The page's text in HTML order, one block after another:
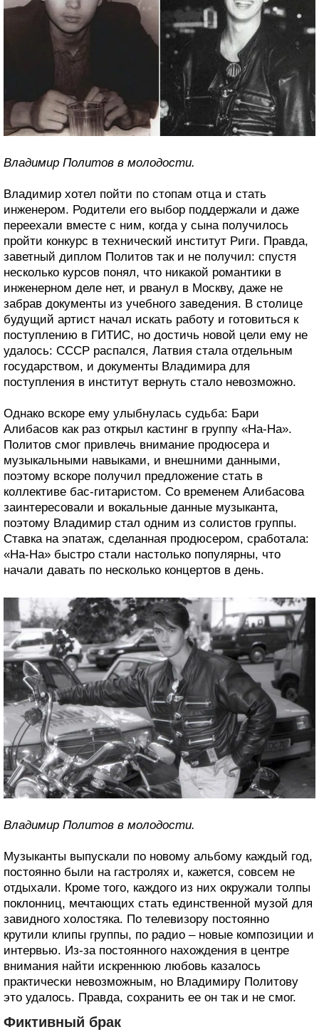
Владимир Политов в молодости.
Владимир хотел пойти по стопам отца и стать
инженером. Родители его выбор поддержали и даже
переехали вместе с ним, когда у сына получилось
пройти конкурс в технический институт Риги. Правда,
заветный диплом Политов так и не получил: спустя
несколько курсов понял, что никакой романтики в
инженерном деле нет, и рванул в Москву, даже не
забрав документы из учебного заведения. В столице
будущий артист начал искать работу и готовиться к
поступлению в ГИТИС, но достичь новой цели ему не
удалось: СССР распался, Латвия стала отдельным
государством, и документы Владимира для
поступления в институт вернуть стало невозможно.
Однако вскоре ему улыбнулась судьба: Бари
Алибасов как раз открыл кастинг в группу «На-На».
Политов смог привлечь внимание продюсера и
музыкальными навыками, и внешними данными,
поэтому вскоре получил предложение стать в
коллективе бас-гитаристом. Со временем Алибасова
заинтересовали и вокальные данные музыканта,
поэтому Владимир стал одним из солистов группы.
Ставка на эпатаж, сделанная продюсером, сработала:
«На-На» быстро стали настолько популярны, что
начали давать по несколько концертов в день.
Владимир Политов в молодости.
Музыканты выпускали по новому альбому каждый год,
постоянно были на гастролях и, кажется, совсем не
отдыхали. Кроме того, каждого из них окружали толпы
поклонниц, мечтающих стать единственной музой для
завидного холостяка. По телевизору постоянно
крутили клипы группы, по радио – новые композиции и
интервью. Из-за постоянного нахождения в центре
внимания найти искреннюю любовь казалось
практически невозможным, но Владимиру Политову
это удалось. Правда, сохранить ее он так и не смог.
Фиктивный брак